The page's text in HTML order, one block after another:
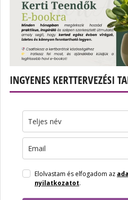
INGYENES KERTTERVEZÉSI
Elolvastam és elfogadom az
nyilatkozatot.